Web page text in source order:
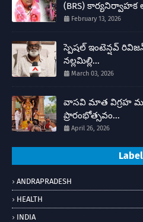
(BRS) కార్యనిర్వాహక
February 13, 2026
స్పెషల్ ఇంటెన్షవ్
నల్లమిల్లి...
March 03, 2026
వాసవి మాత విగ్రహ
ప్రారంభోత్సవం...
April 26, 2026
ANDRAPRADESH
HEALTH
INDIA